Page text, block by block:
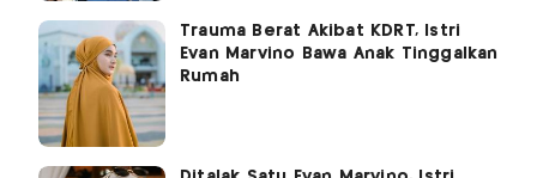
Trauma Berat Akibat KDRT, Istri
Evan Marvino Bawa Anak Tinggalkan
Rumah